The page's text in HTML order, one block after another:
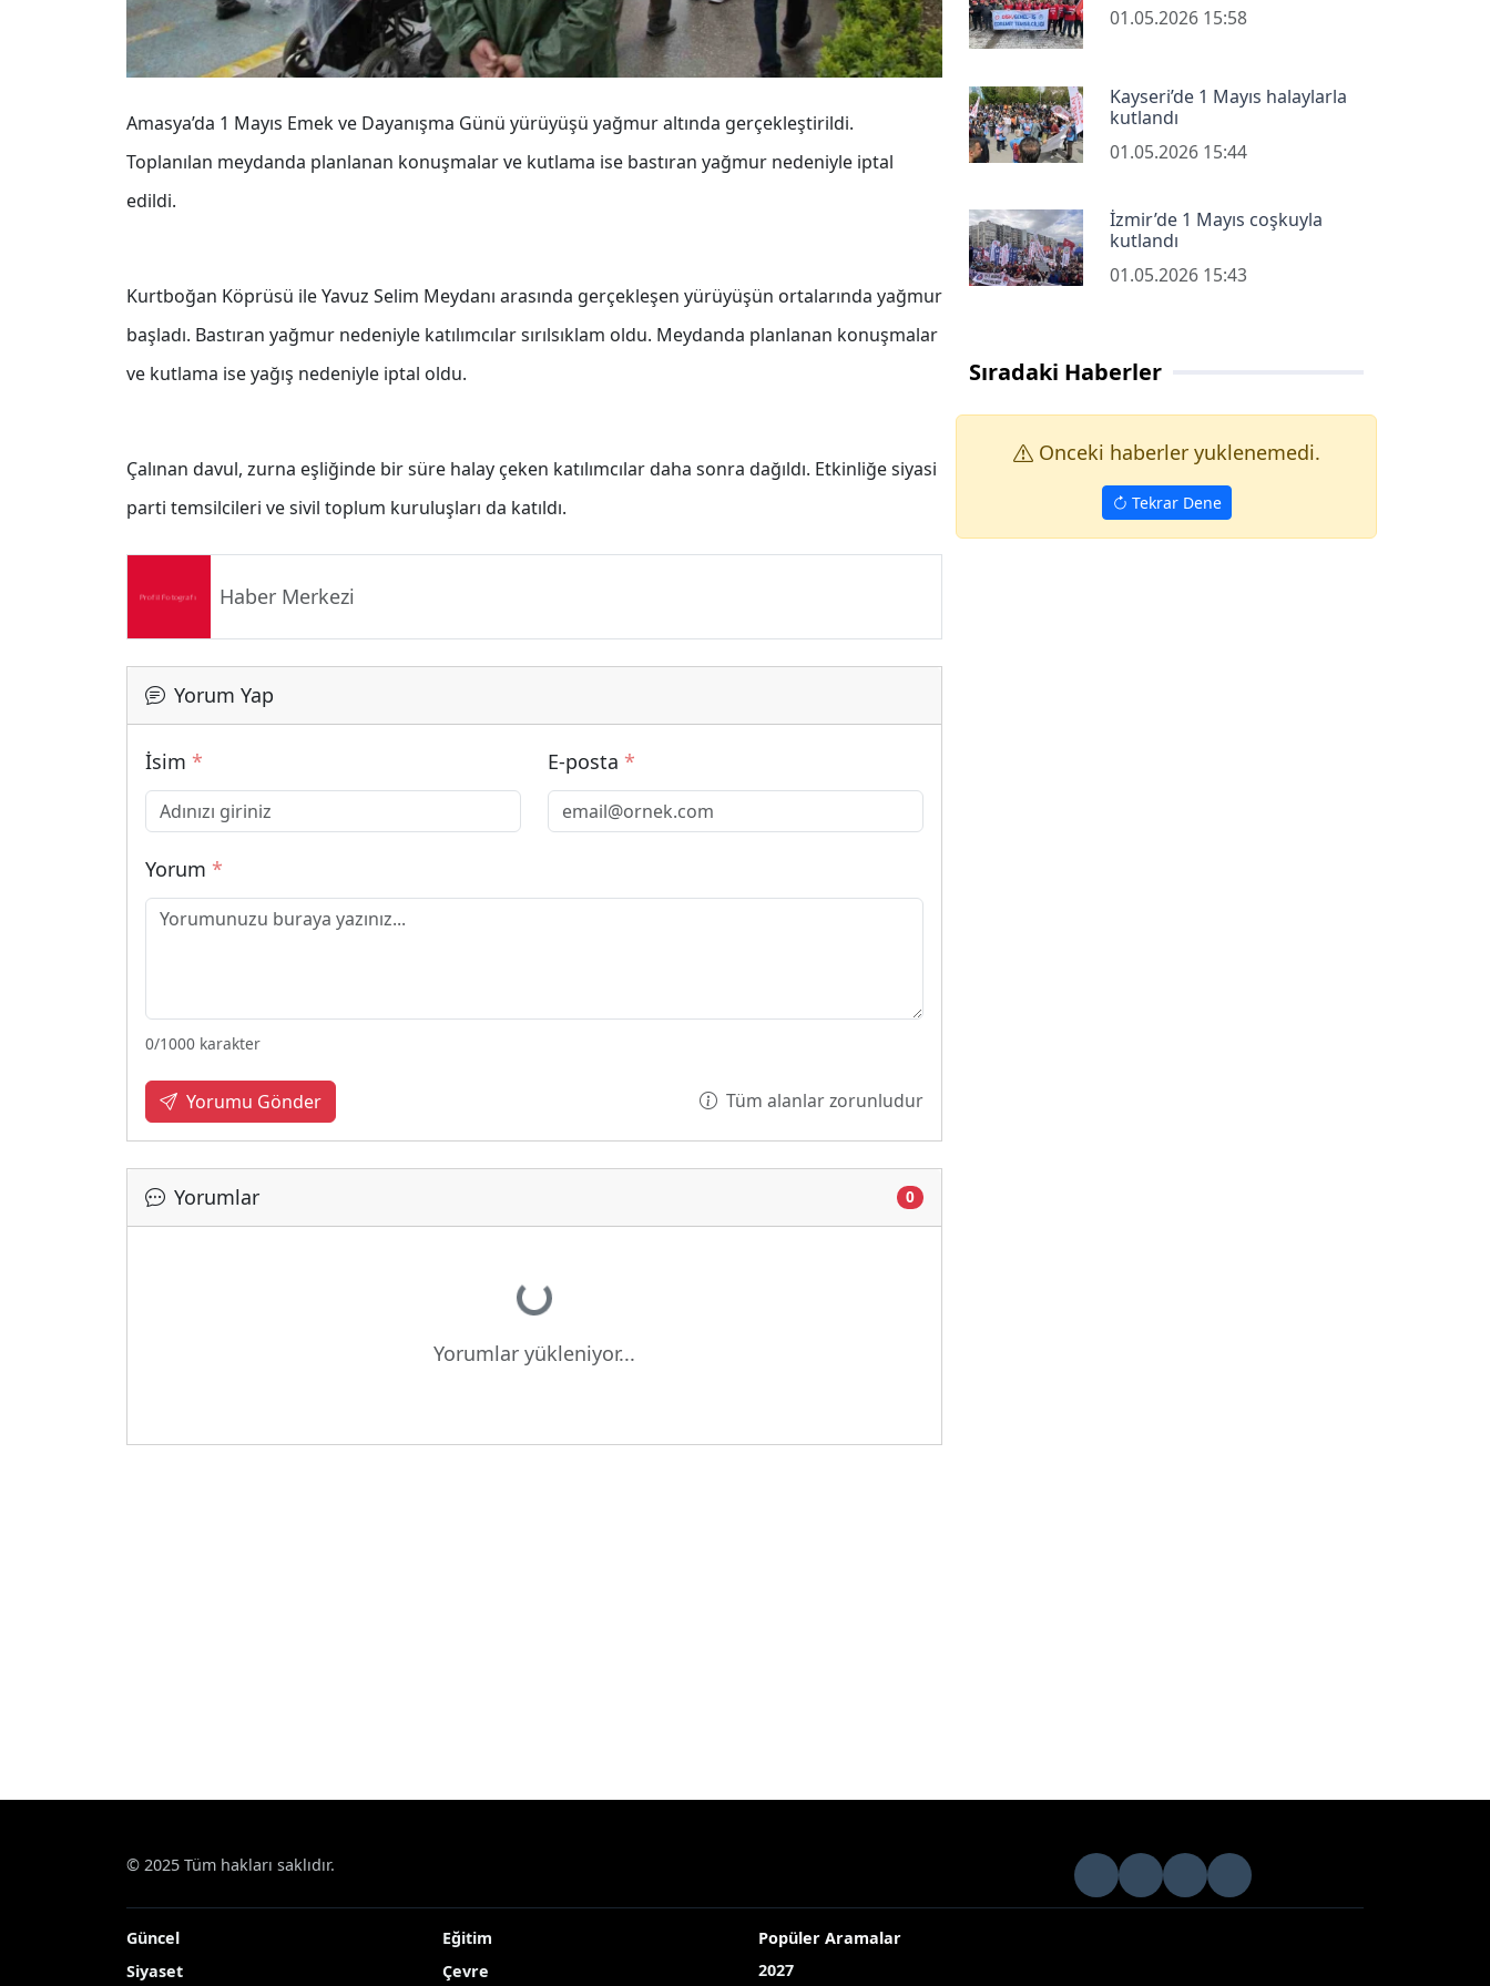
Amasya’da 1 Mayıs Emek ve Dayanışma Günü yürüyüşü yağmur altında gerçekleştirildi.
Toplanılan meydanda planlanan konuşmalar ve kutlama ise bastıran yağmur nedeniyle iptal
edildi.
Kurtboğan Köprüsü ile Yavuz Selim Meydanı arasında gerçekleşen yürüyüşün ortalarında yağmur
başladı. Bastıran yağmur nedeniyle katılımcılar sırılsıklam oldu. Meydanda planlanan konuşmalar
ve kutlama ise yağış nedeniyle iptal oldu.
Çalınan davul, zurna eşliğinde bir süre halay çeken katılımcılar daha sonra dağıldı. Etkinliğe siyasi
parti temsilcileri ve sivil toplum kuruluşları da katıldı.
Haber Merkezi
Yorum Yap
İsim * E-posta *
Yorum *
0/1000 karakter
Yorumu Gönder Tüm alanlar zorunludur
Yorumlar 0
Yükleniyor...
Yorumlar yükleniyor...
01.05.2026 15:58
Kayseri’de 1 Mayıs halaylarla
kutlandı
01.05.2026 15:44
İzmir’de 1 Mayıs coşkuyla
kutlandı
01.05.2026 15:43
Sıradaki Haberler
Onceki haberler yuklenemedi.
Tekrar Dene
© 2025 Tüm hakları saklıdır.
Güncel
Siyaset
Eğitim
Çevre
Popüler Aramalar
2027